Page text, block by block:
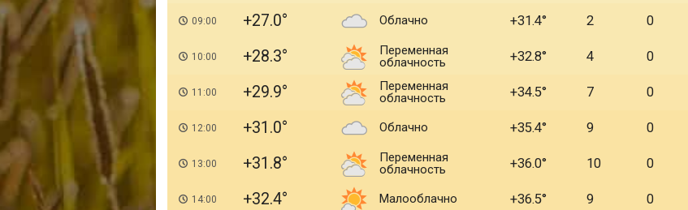
09:00 +27.0 Облачно +31.4 2 0
10:00 +28.3
Переменная
облачность
+32.8 4 0
11:00 +29.9
Переменная
облачность
+34.5 7 0
12:00 +31.0 Облачно +35.4 9 0
13:00 +31.8
Переменная
облачность
+36.0 10 0
14:00 +32.4 Малооблачно +36.5 9 0